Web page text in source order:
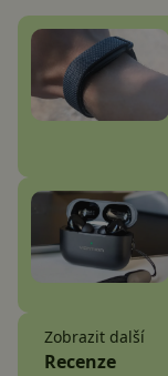
Zobrazit další
Recenze